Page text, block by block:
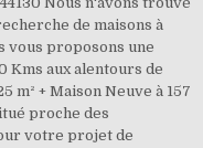
de maisons à
vous proposons une
Kms aux alentours de
m² + Maison Neuve à 157
proche des
votre projet de